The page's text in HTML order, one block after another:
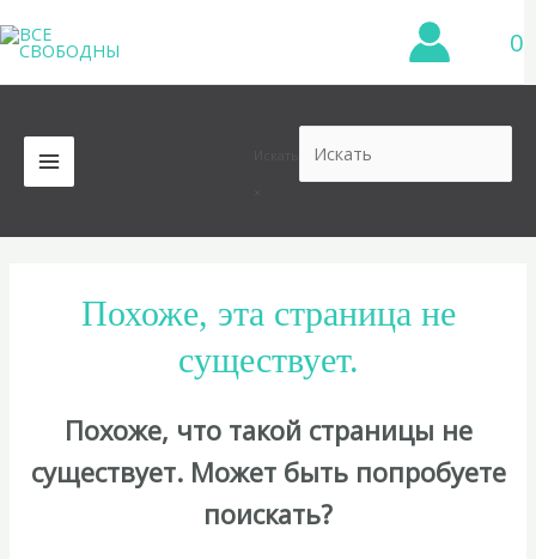
к
содержимому
0
MAIN
MENU
Похоже, эта страница не
существует.
Похоже, что такой страницы не
существует. Может быть попробуете
поискать?